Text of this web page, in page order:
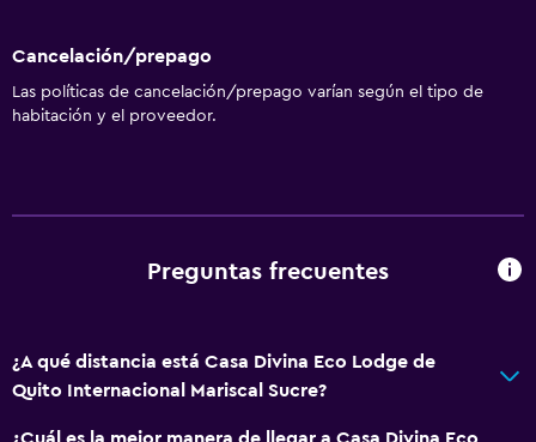
Cancelación/prepago
Las políticas de cancelación/prepago varían según el tipo de
habitación y el proveedor.
Preguntas frecuentes
¿A qué distancia está Casa Divina Eco Lodge de
Quito Internacional Mariscal Sucre?
¿Cuál es la mejor manera de llegar a Casa Divina Eco